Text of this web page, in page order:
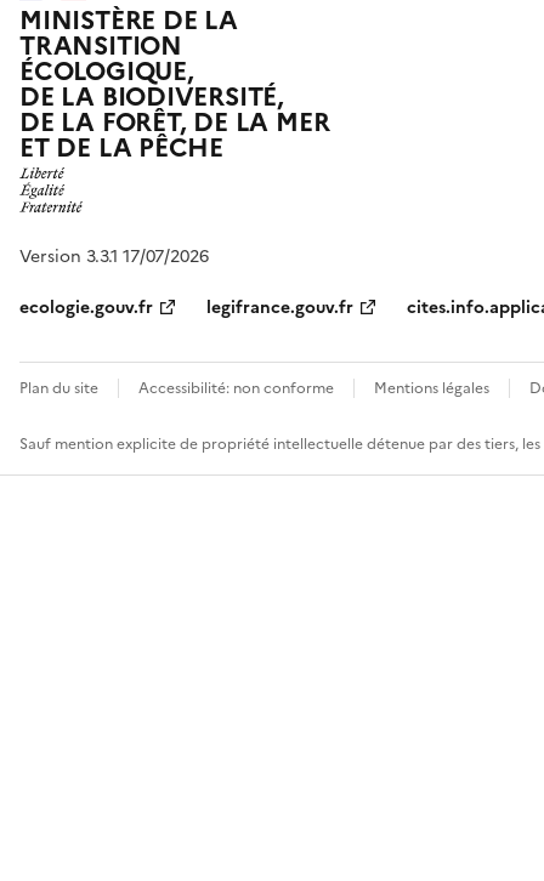
MINISTÈRE DE LA
TRANSITION
ÉCOLOGIQUE,
DE LA BIODIVERSITÉ,
DE LA FORÊT, DE LA MER
ET DE LA PÊCHE
Version 3.3.1 17/07/2026
ecologie.gouv.fr
legifrance.gouv.fr
Plan du site Accessibilité: non conforme Mentions légales
Sauf mention explicite de propriété intellectuelle détenue par des tiers,